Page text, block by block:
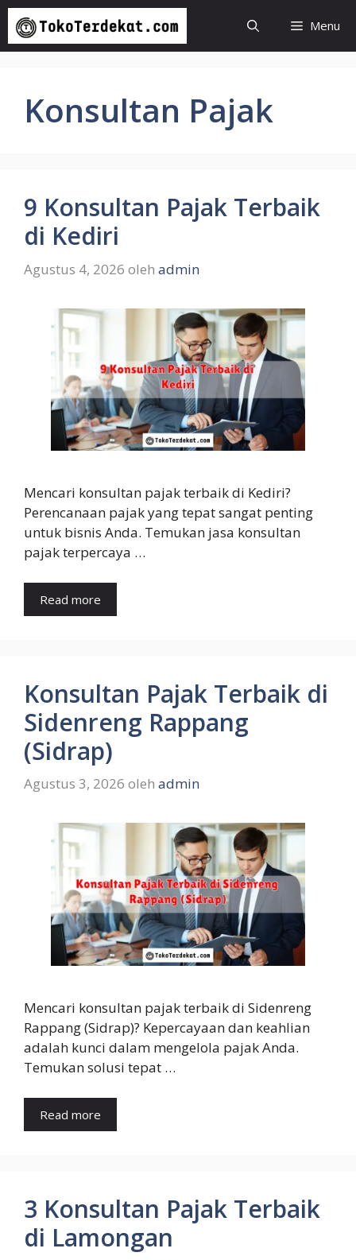
Langsung
isi
Menu
Konsultan Pajak
9 Konsultan Pajak Terbaik
di Kediri
Agustus 4, 2026 oleh admin
Mencari konsultan pajak terbaik di Kediri?
Perencanaan pajak yang tepat sangat penting
untuk bisnis Anda. Temukan jasa konsultan
pajak terpercaya …
Read more
Konsultan Pajak Terbaik di
Sidenreng Rappang
(Sidrap)
Agustus 3, 2026 oleh admin
Mencari konsultan pajak terbaik di Sidenreng
Rappang (Sidrap)? Kepercayaan dan keahlian
adalah kunci dalam mengelola pajak Anda.
Temukan solusi tepat …
Read more
3 Konsultan Pajak Terbaik
di Lamongan